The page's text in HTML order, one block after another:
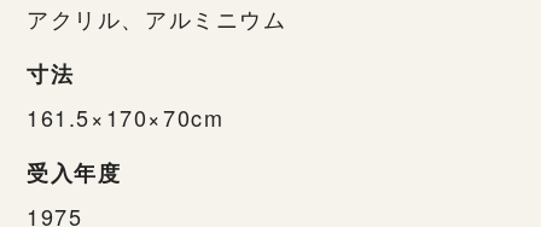
アクリル、アルミニウム
寸法
161.5×170×70cm
受入年度
1975